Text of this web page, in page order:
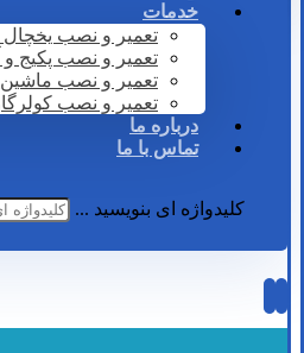
خدمات
تعمیر و نصب یخچال
تعمیر و نصب پکیج و
تعمیر و نصب
تعمیر و نصب
درباره ما
تماس با ما
کلیدواژه ای بنویسید ...